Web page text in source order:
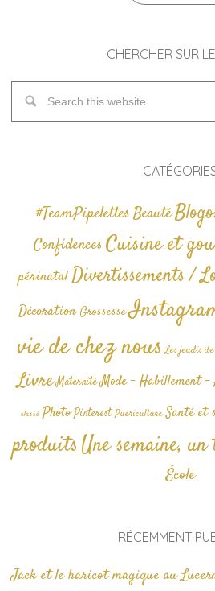
CHERCHER SUR
#TeamPipelettesBeauté
Confidences Cuisine et
périnatalDivertissements /
Décoration Grossesse
vie de chez nous Les jeudis
Livre Maternité Mode - Habillement -
classé Photo Pinterest Puériculture Santé et
produitsUne semaine,
École
RÉCEMMENT
Jack et le haricot magique au